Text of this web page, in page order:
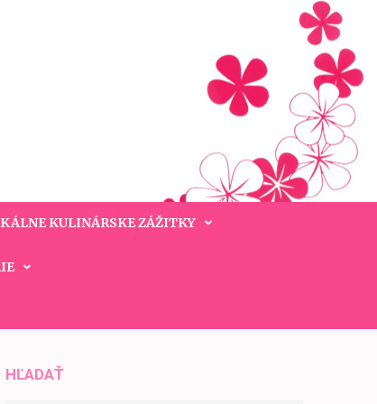
KULINÁRSKE ZÁŽITKY
HĽADAŤ